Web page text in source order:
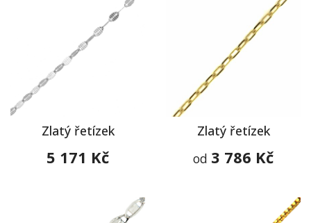
Zlatý řetízek
5 171 Kč
Zlatý řetízek
od 3 786 Kč